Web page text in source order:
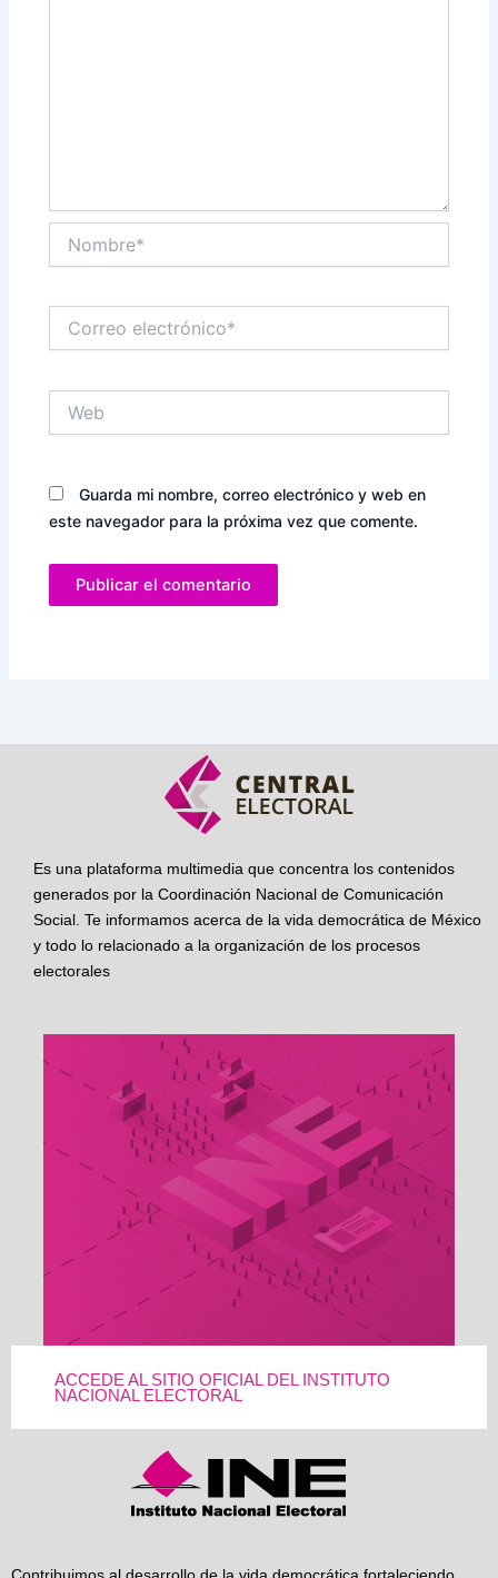
electrónico*
Guarda mi nombre, correo electrónico y web en
este navegador para la próxima vez que comente.
Es una plataforma multimedia que concentra los contenidos
generados por la Coordinación Nacional de Comunicación
Social. Te informamos acerca de la vida democrática de México
y todo lo relacionado a la organización de los procesos
electorales
ACCEDE AL SITIO OFICIAL DEL INSTITUTO
NACIONAL ELECTORAL